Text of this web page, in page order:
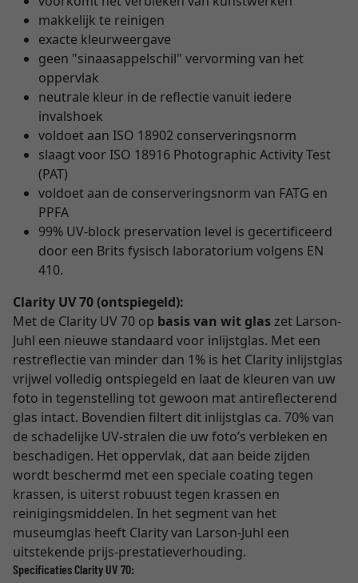
makkelijk te reinigen
exacte kleurweergave
geen "sinaasappelschil" vervorming van het
oppervlak
neutrale kleur in de reflectie vanuit iedere
invalshoek
voldoet aan ISO 18902 conserveringsnorm
slaagt voor ISO 18916 Photographic Activity Test
(PAT)
voldoet aan de conserveringsnorm van FATG en
PPFA
99% UV-block preservation level is gecertificeerd
door een Brits fysisch laboratorium volgens EN
410.
Clarity UV 70 (ontspiegeld):
Met de Clarity UV 70 op basis van wit glaszet Larson-
Juhl een nieuwe standaard voor inlijstglas. Met een
restreflectie van minder dan 1% is het Clarity inlijstglas
vrijwel volledig ontspiegeld en laat de kleuren van uw
foto in tegenstelling tot gewoon mat antireflecterend
glas intact. Bovendien filtert dit inlijstglas ca. 70% van
de schadelijke UV-stralen die uw foto’s verbleken en
beschadigen. Het oppervlak, dat aan beide zijden
wordt beschermd met een speciale coating tegen
krassen, is uiterst robuust tegen krassen en
reinigingsmiddelen. In het segment van het
museumglas heeft Clarity van Larson-Juhl een
uitstekende prijs-prestatieverhouding.
Specificaties Clarity UV 70: